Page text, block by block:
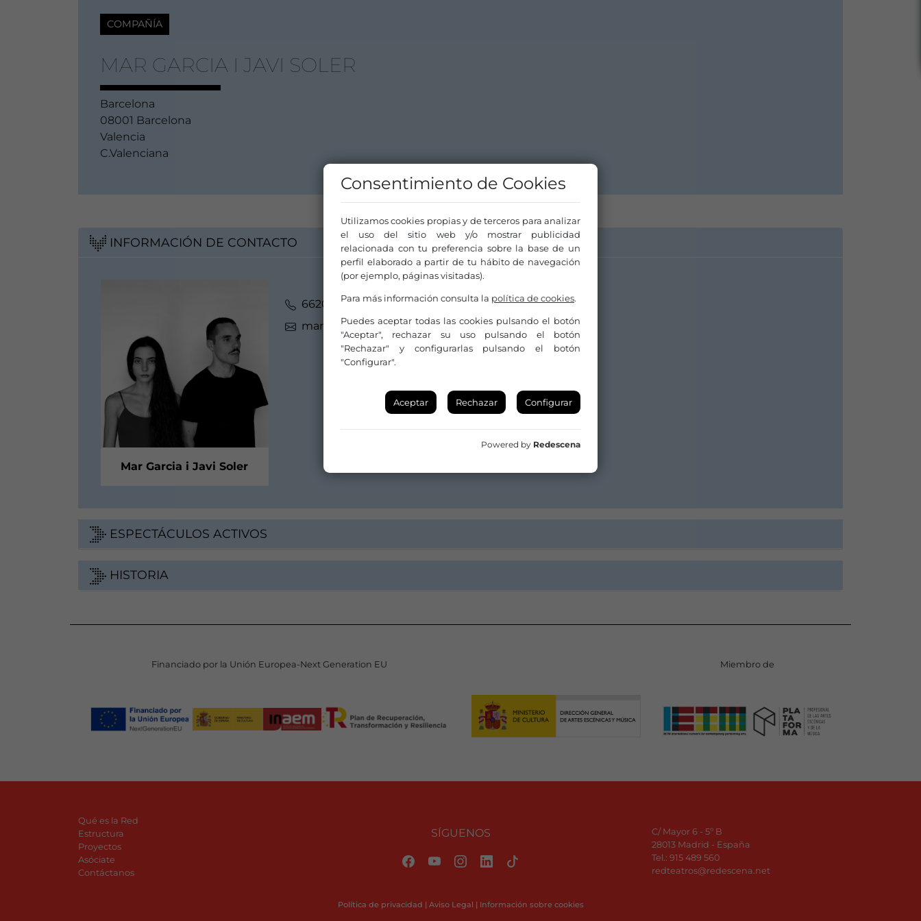
COMPAÑÍA
MAR GARCIA I JAVI SOLER
Barcelona
08001 Barcelona
Valencia
C.Valenciana
INFORMACIÓN DE CONTACTO
Mar Garcia i Javi Soler
662000158/601406931
margarciaijavisoler@gmail.com
ESPECTÁCULOS ACTIVOS
HISTORIA
Financiado por la Unión Europea-Next Generation EU Miembro de
Qué es la Red
Estructura
Proyectos
Asóciate
Contáctanos
SÍGUENOS
C/ Mayor 6 - 5º B
28013 Madrid - España
Tel.: 915 489 560
redteatros@redescena.net
Política de privacidad | Aviso Legal | Información sobre cookies
Consentimiento de Cookies
Utilizamos cookies propias y de terceros para analizar
el uso del sitio web y/o mostrar publicidad
relacionada con tu preferencia sobre la base de un
perfil elaborado a partir de tu hábito de navegación
(por ejemplo, páginas visitadas).
Para más información consulta la política de cookies.
Puedes aceptar todas las cookies pulsando el botón
"Aceptar", rechazar su uso pulsando el botón
"Rechazar" y configurarlas pulsando el botón
"Configurar".
Aceptar Rechazar Configurar
Powered by Redescena